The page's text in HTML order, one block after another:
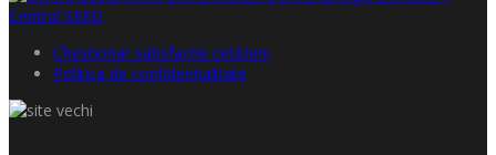
Chestionar satisfacţie cetăţeni
Politica de confidențialitate